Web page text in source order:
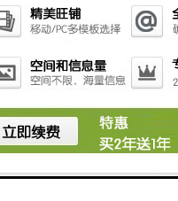
大屏拼接在交通管理中起着不
通指挥系统的大脑，而指挥中
中心显示平台效果与否，关系
电子交通指挥中心作为交通指
统有效的结合起来，需要综合
系统兼具的治控功能，接入分